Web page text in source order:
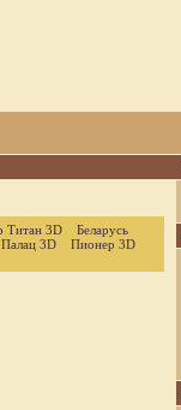
Титан 3D
Беларусь
Палац 3D
Пионер 3D